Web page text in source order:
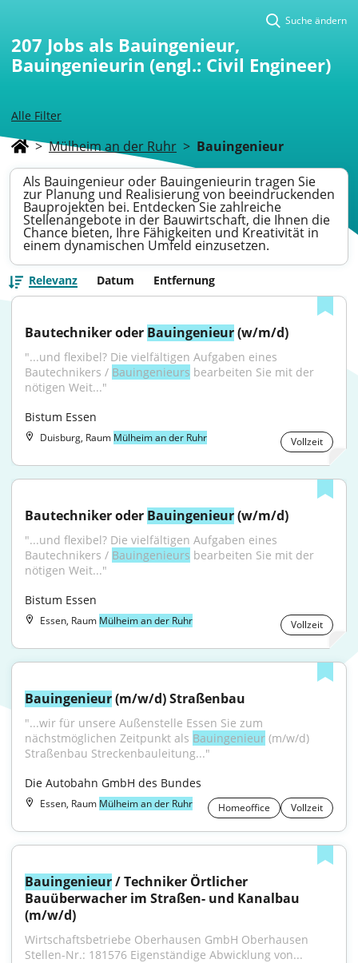
Alle Filter
Suche ändern
207 Jobs als Bauingenieur,
Bauingenieurin (engl.: Civil Engineer)
> Mülheim an der Ruhr > Bauingenieur
Als Bauingenieur oder Bauingenieurin tragen Sie
zur Planung und Realisierung von beeindruckenden
Bauprojekten bei. Entdecken Sie zahlreiche
Stellenangebote in der Bauwirtschaft, die Ihnen die
Chance bieten, Ihre Fähigkeiten und Kreativität in
einem dynamischen Umfeld einzusetzen.
Relevanz Datum Entfernung
Bautechniker oder Bauingenieur (w/m/d)
"...und flexibel? Die vielfältigen Aufgaben eines
Bautechnikers / Bauingenieurs bearbeiten Sie mit der
nötigen Weit..."
Bistum Essen
Duisburg, Raum Mülheim an der Ruhr Vollzeit
Bautechniker oder Bauingenieur (w/m/d)
"...und flexibel? Die vielfältigen Aufgaben eines
Bautechnikers / Bauingenieurs bearbeiten Sie mit der
nötigen Weit..."
Bistum Essen
Essen, Raum Mülheim an der Ruhr Vollzeit
Bauingenieur (m/w/d) Straßenbau
"...wir für unsere Außenstelle Essen Sie zum
nächstmöglichen Zeitpunkt als Bauingenieur (m/w/d)
Straßenbau Streckenbauleitung..."
Die Autobahn GmbH des Bundes
Essen, Raum Mülheim an der Ruhr Homeoffice Vollzeit
Bauingenieur / Techniker Örtlicher
Bauüberwacher im Straßen- und Kanalbau
(m/w/d)
Wirtschaftsbetriebe Oberhausen GmbH Oberhausen
Stellen-Nr.: 181576 Eigenständige Abwicklung von...